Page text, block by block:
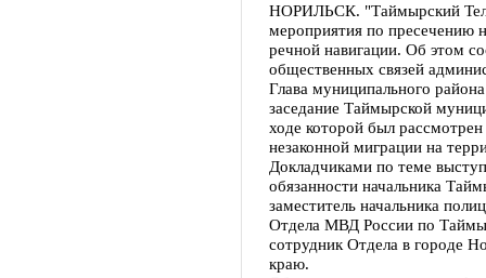
НОРИЛЬСК. "Таймырский
мероприятия по пресечению
речной навигации. Об этом
общественных связей
Глава муниципального
заседание Таймырской
ходе которой был
незаконной миграции на
Докладчиками по теме
обязанности начальника
заместитель начальника
Отдела МВД России по
сотрудник Отдела в городе
краю.